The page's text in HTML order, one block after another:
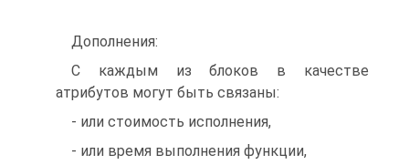
Дополнения:
С каждым из блоков в качестве
атрибутов могут быть связаны:
- или стоимость исполнения,
- или время выполнения функции,